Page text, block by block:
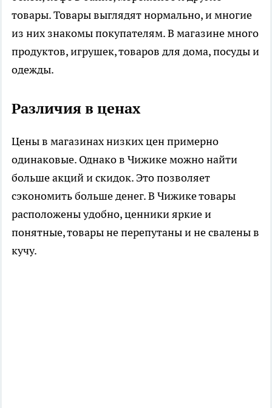
товары. Товары выглядят нормально, и многие
из них знакомы покупателям. В магазине много
продуктов, игрушек, товаров для дома, посуды и
одежды.
Различия в ценах
Цены в магазинах низких цен примерно
одинаковые. Однако в Чижике можно найти
больше акций и скидок. Это позволяет
сэкономить больше денег. В Чижике товары
расположены удобно, ценники яркие и
понятные, товары не перепутаны и не свалены в
кучу.